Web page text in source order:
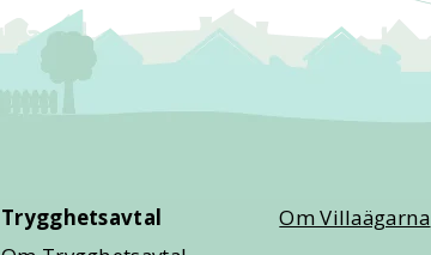
Trygghetsavtal
Om Villaägarna